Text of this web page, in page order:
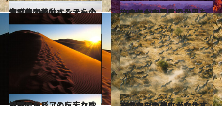
2013.12.6
アフリカのサバンナを全力で集団移動するヌーの大群
旅＆お出かけ 2013.11.26
モーセが十戒を授かったシナイ山で聖書の世界を旅する
旅＆お出かけ
2013.11.1
地球にいることを忘れさせるナミビアの巨大な砂丘群
旅＆お出かけ 2013.10.11
シマウマの群れが疾走するボツワナの広大なサバンナ
旅＆お出かけ